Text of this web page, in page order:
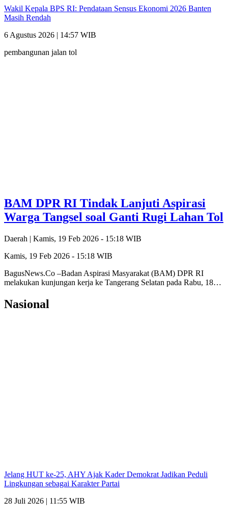
Wakil Kepala BPS RI: Pendataan Sensus Ekonomi 2026 Banten
Masih Rendah
6 Agustus 2026 | 14:57 WIB
pembangunan jalan tol
BAM DPR RI Tindak Lanjuti Aspirasi
Warga Tangsel soal Ganti Rugi Lahan Tol
Daerah | Kamis, 19 Feb 2026 - 15:18 WIB
Kamis, 19 Feb 2026 - 15:18 WIB
BagusNews.Co –Badan Aspirasi Masyarakat (BAM) DPR RI
melakukan kunjungan kerja ke Tangerang Selatan pada Rabu, 18…
Nasional
Jelang HUT ke-25, AHY Ajak Kader Demokrat Jadikan Peduli
Lingkungan sebagai Karakter Partai
28 Juli 2026 | 11:55 WIB